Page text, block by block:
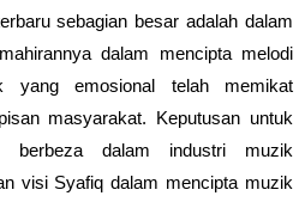
sebagian besar adalah dalam
dalam mencipta melodi
yang emosional telah memikat
masyarakat. Keputusan untuk
dalam industri muzik
visi Syafiq dalam mencipta muzik